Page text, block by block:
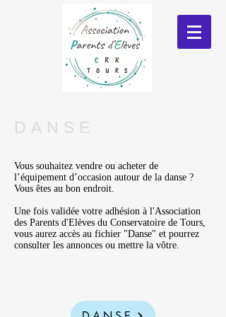
DANSE
Vous souhaitez vendre ou acheter de
l’équipement d’occasion autour de la danse ?
Vous êtes au bon endroit.
Une fois validée votre adhésion à l'Association
des Parents d'Elèves du Conservatoire de Tours,
vous aurez accès au fichier "Danse" et pourrez
consulter les annonces ou mettre la vôtre.